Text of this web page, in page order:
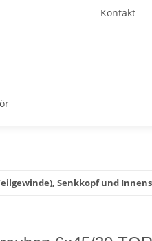
Kontakt
Senkkopf und